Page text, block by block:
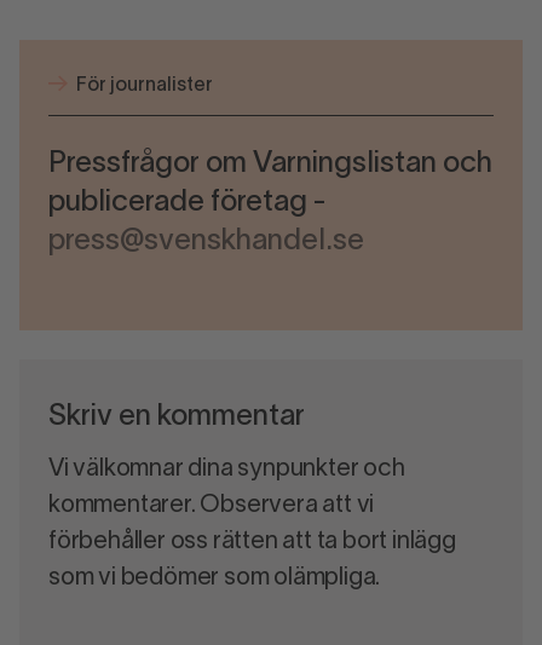
För journalister
Pressfrågor om Varningslistan och
publicerade företag -
press@svenskhandel.se
Skriv en kommentar
Vi välkomnar dina synpunkter och
kommentarer. Observera att vi
förbehåller oss rätten att ta bort inlägg
som vi bedömer som olämpliga.